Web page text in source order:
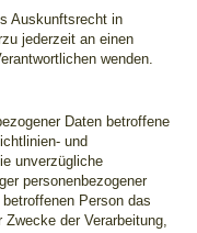
Auskunftsrecht in
jederzeit an einen
wenden.
Daten betroffene
und
unverzügliche
personenbezogener
Person das
der Verarbeitung,